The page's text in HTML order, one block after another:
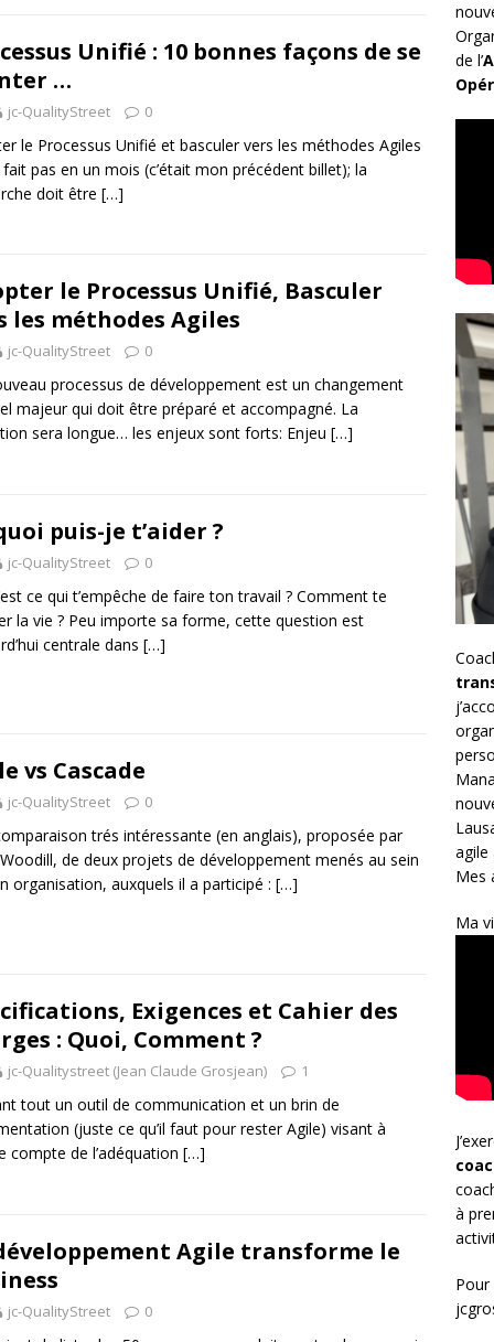
Unifié : 10 bonnes façons de se
…
jc-QualityStreet 0
le Processus Unifié et basculer vers les méthodes Agiles
pas en un mois (c’était mon précédent billet); la
doit être […]
le Processus Unifié, Basculer
les méthodes Agiles
jc-QualityStreet 0
processus de développement est un changement
majeur qui doit être préparé et accompagné. La
sera longue… les enjeux sont forts: Enjeu […]
puis-je t’aider ?
jc-QualityStreet 0
ce qui t’empêche de faire ton travail ? Comment te
la vie ? Peu importe sa forme, cette question est
centrale dans […]
vs Cascade
jc-QualityStreet 0
trés intéressante (en anglais), proposée par
de deux projets de développement menés au sein
organisation, auxquels il a participé : […]
Exigences et Cahier des
: Quoi, Comment ?
jc-Qualitystreet (Jean Claude Grosjean) 1
tout un outil de communication et un brin de
(juste ce qu’il faut pour rester Agile) visant à
compte de l’adéquation […]
Agile transforme le
jc-QualityStreet 0
de l’
agile
Mes
Ma
à
Pour